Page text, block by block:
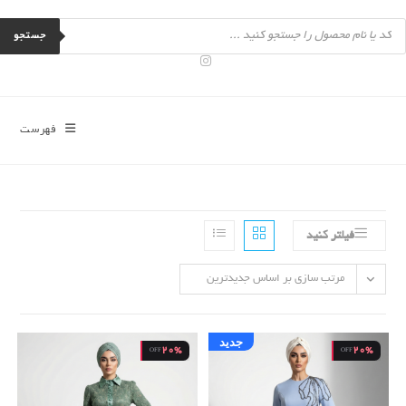
محتوا
Products
search
جستجو
فهرست
فیلتر کنید
مرتب سازی بر اساس جدیدترین
جدید
20%
OFF
20%
OFF